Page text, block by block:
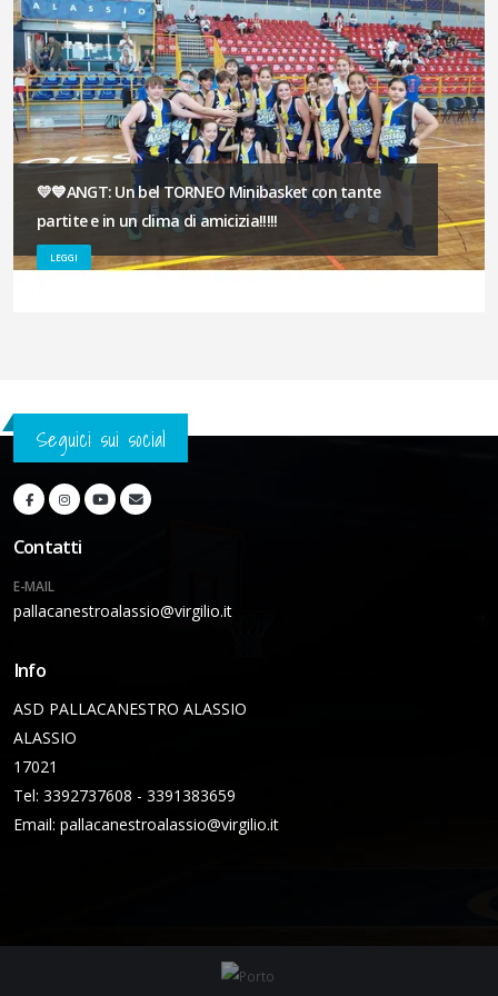
💛💙ANGT: Un bel TORNEO Minibasket con tante
partite e in un clima di amicizia!!!!!
LEGGI
Seguici sui social
Contatti
E-MAIL
pallacanestroalassio@virgilio.it
Info
ASD PALLACANESTRO ALASSIO
ALASSIO
17021
Tel: 3392737608 - 3391383659
Email: pallacanestroalassio@virgilio.it